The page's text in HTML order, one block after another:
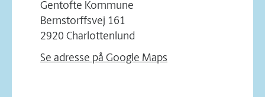
Gentofte Kommune
Bernstorffsvej 161
2920 Charlottenlund
Se adresse på Google Maps